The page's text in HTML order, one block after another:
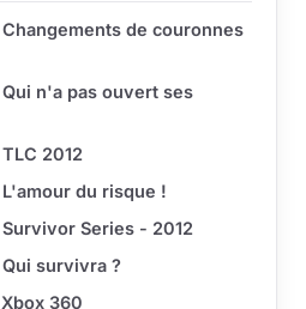
de couronnes
n'a pas ouvert ses
2012
du risque !
Series - 2012
survivra ?
360